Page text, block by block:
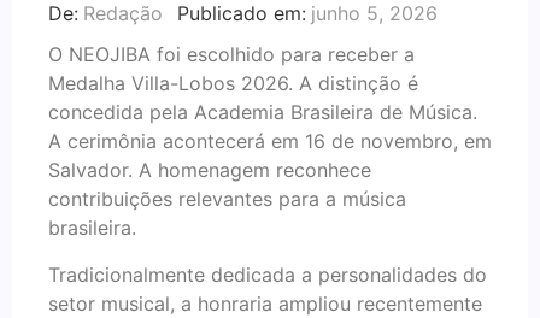
De: Redação Publicado em: junho 5, 2026
O NEOJIBA foi escolhido para receber a
Medalha Villa-Lobos 2026. A distinção é
concedida pela Academia Brasileira de Música.
A cerimônia acontecerá em 16 de novembro, em
Salvador. A homenagem reconhece
contribuições relevantes para a música
brasileira.
Tradicionalmente dedicada a personalidades do
setor musical, a honraria ampliou recentemente